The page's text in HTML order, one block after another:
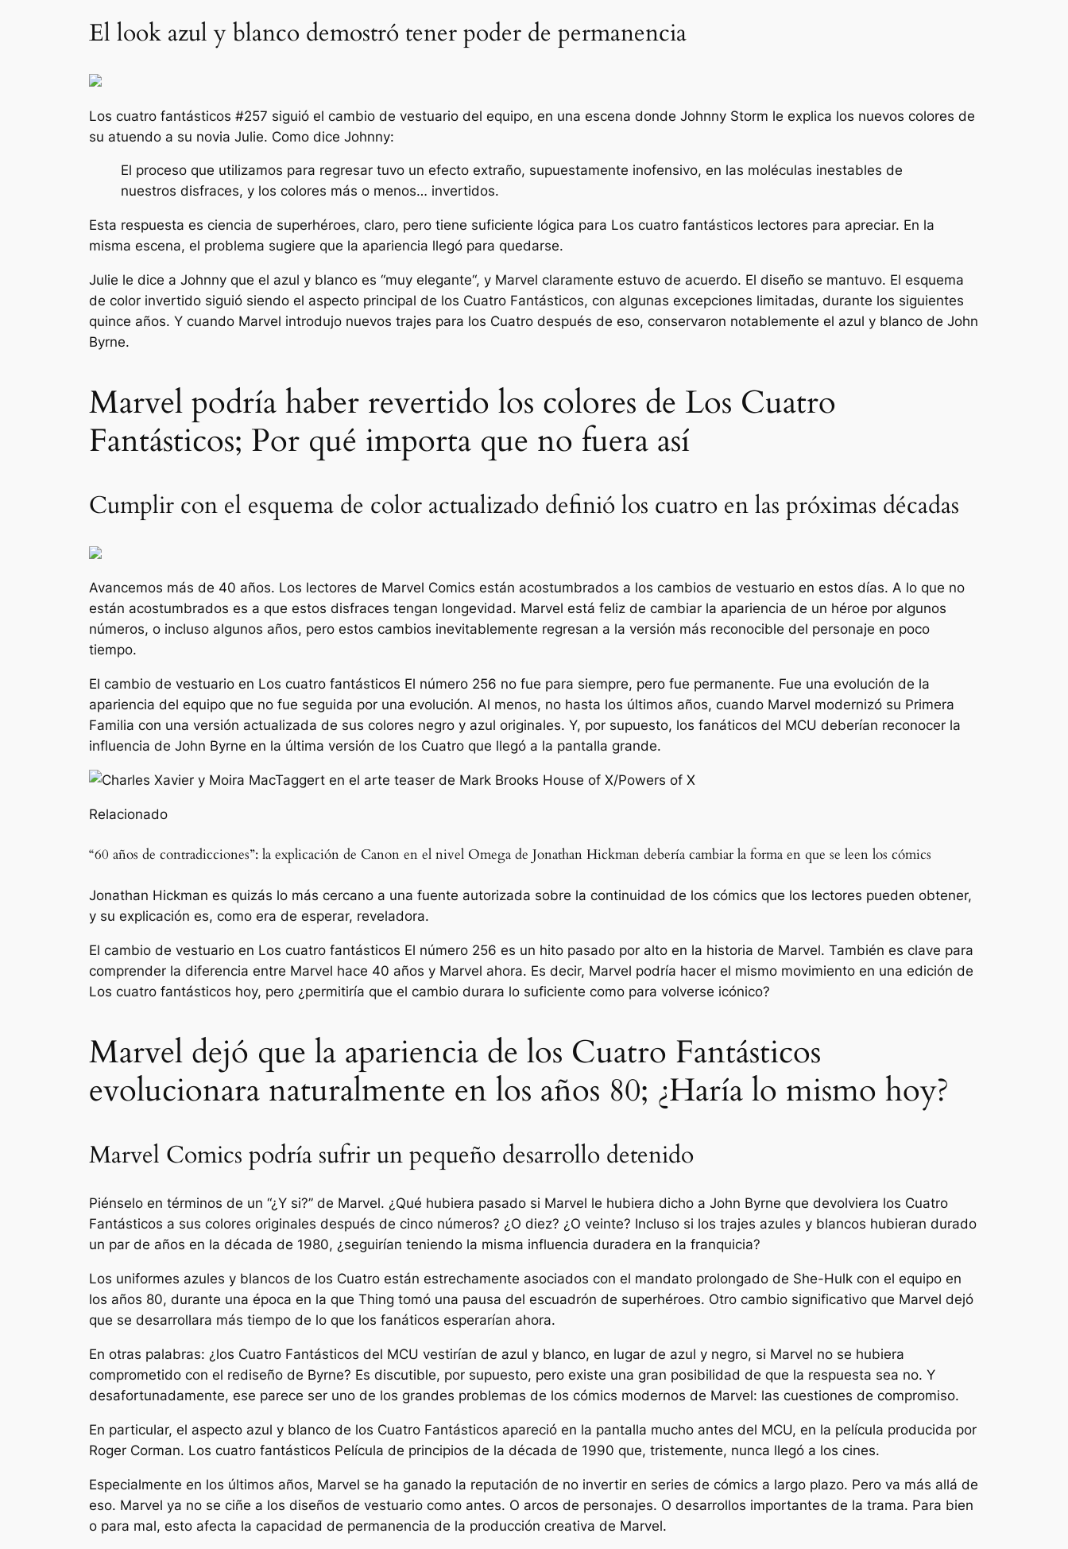
El look azul y blanco demostró tener poder de permanencia
Los cuatro fantásticos #257 siguió el cambio de vestuario del equipo, en una escena donde Johnny Storm le explica los nuevos colores de
su atuendo a su novia Julie. Como dice Johnny:
El proceso que utilizamos para regresar tuvo un efecto extraño, supuestamente inofensivo, en las moléculas inestables de
nuestros disfraces, y los colores más o menos… invertidos.
Esta respuesta es ciencia de superhéroes, claro, pero tiene suficiente lógica para Los cuatro fantásticos lectores para apreciar. En la
misma escena, el problema sugiere que la apariencia llegó para quedarse.
Julie le dice a Johnny que el azul y blanco es “muy elegante“, y Marvel claramente estuvo de acuerdo. El diseño se mantuvo. El esquema
de color invertido siguió siendo el aspecto principal de los Cuatro Fantásticos, con algunas excepciones limitadas, durante los siguientes
quince años. Y cuando Marvel introdujo nuevos trajes para los Cuatro después de eso, conservaron notablemente el azul y blanco de John
Byrne.
Marvel podría haber revertido los colores de Los Cuatro
Fantásticos; Por qué importa que no fuera así
Cumplir con el esquema de color actualizado definió los cuatro en las próximas décadas
Avancemos más de 40 años. Los lectores de Marvel Comics están acostumbrados a los cambios de vestuario en estos días. A lo que no
están acostumbrados es a que estos disfraces tengan longevidad. Marvel está feliz de cambiar la apariencia de un héroe por algunos
números, o incluso algunos años, pero estos cambios inevitablemente regresan a la versión más reconocible del personaje en poco
tiempo.
El cambio de vestuario en Los cuatro fantásticos El número 256 no fue para siempre, pero fue permanente. Fue una evolución de la
apariencia del equipo que no fue seguida por una evolución. Al menos, no hasta los últimos años, cuando Marvel modernizó su Primera
Familia con una versión actualizada de sus colores negro y azul originales. Y, por supuesto, los fanáticos del MCU deberían reconocer la
influencia de John Byrne en la última versión de los Cuatro que llegó a la pantalla grande.
Relacionado
“60 años de contradicciones”: la explicación de Canon en el nivel Omega de Jonathan Hickman debería cambiar la forma en que se leen los cómics
Jonathan Hickman es quizás lo más cercano a una fuente autorizada sobre la continuidad de los cómics que los lectores pueden obtener,
y su explicación es, como era de esperar, reveladora.
El cambio de vestuario en Los cuatro fantásticos El número 256 es un hito pasado por alto en la historia de Marvel. También es clave para
comprender la diferencia entre Marvel hace 40 años y Marvel ahora. Es decir, Marvel podría hacer el mismo movimiento en una edición de
Los cuatro fantásticos hoy, pero ¿permitiría que el cambio durara lo suficiente como para volverse icónico?
Marvel dejó que la apariencia de los Cuatro Fantásticos
evolucionara naturalmente en los años 80; ¿Haría lo mismo hoy?
Marvel Comics podría sufrir un pequeño desarrollo detenido
Piénselo en términos de un “¿Y si?” de Marvel. ¿Qué hubiera pasado si Marvel le hubiera dicho a John Byrne que devolviera los Cuatro
Fantásticos a sus colores originales después de cinco números? ¿O diez? ¿O veinte? Incluso si los trajes azules y blancos hubieran durado
un par de años en la década de 1980, ¿seguirían teniendo la misma influencia duradera en la franquicia?
Los uniformes azules y blancos de los Cuatro están estrechamente asociados con el mandato prolongado de She-Hulk con el equipo en
los años 80, durante una época en la que Thing tomó una pausa del escuadrón de superhéroes. Otro cambio significativo que Marvel dejó
que se desarrollara más tiempo de lo que los fanáticos esperarían ahora.
En otras palabras: ¿los Cuatro Fantásticos del MCU vestirían de azul y blanco, en lugar de azul y negro, si Marvel no se hubiera
comprometido con el rediseño de Byrne? Es discutible, por supuesto, pero existe una gran posibilidad de que la respuesta sea no. Y
desafortunadamente, ese parece ser uno de los grandes problemas de los cómics modernos de Marvel: las cuestiones de compromiso.
En particular, el aspecto azul y blanco de los Cuatro Fantásticos apareció en la pantalla mucho antes del MCU, en la película producida por
Roger Corman. Los cuatro fantásticos Película de principios de la década de 1990 que, tristemente, nunca llegó a los cines.
Especialmente en los últimos años, Marvel se ha ganado la reputación de no invertir en series de cómics a largo plazo. Pero va más allá de
eso. Marvel ya no se ciñe a los diseños de vestuario como antes. O arcos de personajes. O desarrollos importantes de la trama. Para bien
o para mal, esto afecta la capacidad de permanencia de la producción creativa de Marvel.